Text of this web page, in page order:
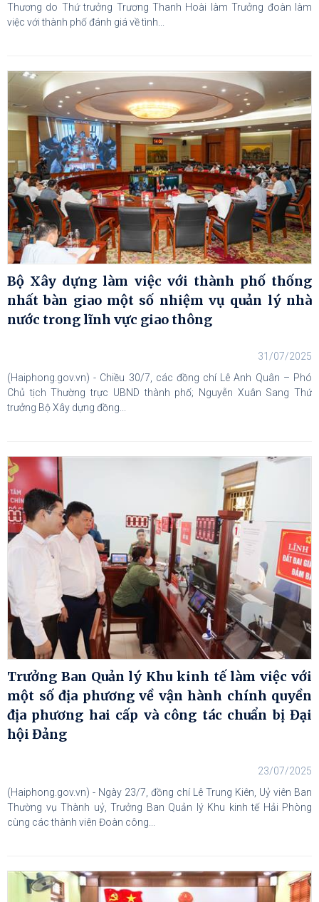
Thương do Thứ trưởng Trương Thanh Hoài làm Trưởng đoàn làm
việc với thành phố đánh giá về tình...
Bộ Xây dựng làm việc với thành phố thống
nhất bàn giao một số nhiệm vụ quản lý nhà
nước trong lĩnh vực giao thông
31/07/2025
(Haiphong.gov.vn) - Chiều 30/7, các đồng chí Lê Anh Quân – Phó
Chủ tịch Thường trực UBND thành phố; Nguyễn Xuân Sang Thứ
trưởng Bộ Xây dựng đồng...
Trưởng Ban Quản lý Khu kinh tế làm việc với
một số địa phương về vận hành chính quyền
địa phương hai cấp và công tác chuẩn bị Đại
hội Đảng
23/07/2025
(Haiphong.gov.vn) - Ngày 23/7, đồng chí Lê Trung Kiên, Uỷ viên Ban
Thường vụ Thành uỷ, Trưởng Ban Quản lý Khu kinh tế Hải Phòng
cùng các thành viên Đoàn công...